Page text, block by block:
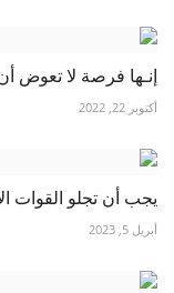
إنـها فرصة لا تعوض
أكتوبر 22, 2022
يجب أن تجلو القوات
أبريل 5, 2023